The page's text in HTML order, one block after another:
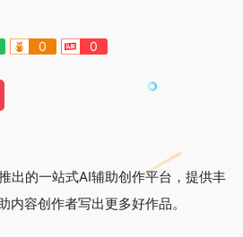
0 0
出的一站式AI辅助创作平台，提供丰
内容创作者写出更多好作品。